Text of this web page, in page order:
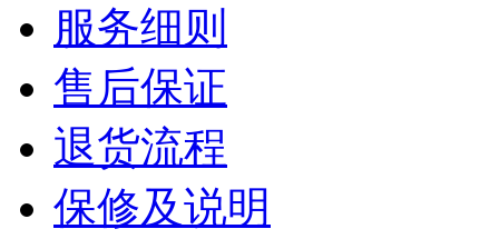
服务细则
售后保证
退货流程
保修及说明